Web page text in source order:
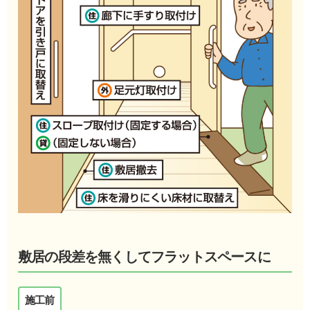
敷居の段差を無くしてフラットスペースに
施工前